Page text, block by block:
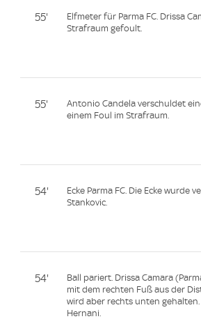
55'
Elfmeter für Parma FC. Drissa
Strafraum gefoult.
55'
Antonio Candela verschuldet
einem Foul im Strafraum.
54'
Ecke Parma FC. Die Ecke wurde
Stankovic.
54'
Ball pariert. Drissa Camara
mit dem rechten Fuß aus der
wird aber rechts unten
Hernani.